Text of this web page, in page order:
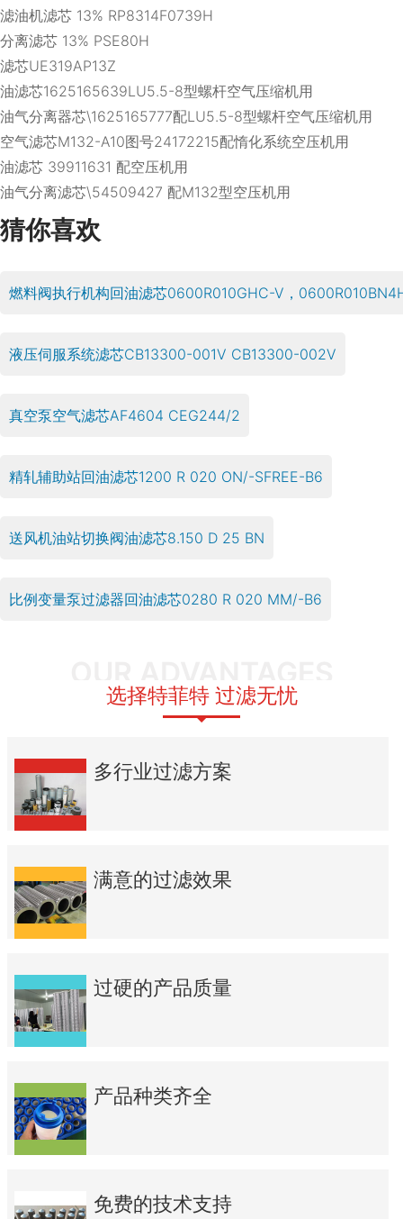
滤油机滤芯 13% RP8314F0739H
分离滤芯 13% PSE80H
滤芯UE319AP13Z
油滤芯1625165639LU5.5-8型螺杆空气压缩机用
油气分离器芯\1625165777配LU5.5-8型螺杆空气压缩机用
空气滤芯M132-A10图号24172215配惰化系统空压机用
油滤芯 39911631 配空压机用
油气分离滤芯\54509427 配M132型空压机用
猜你喜欢
燃料阀执行机构回油滤芯0600R010GHC-V，
液压伺服系统滤芯CB13300-001V CB13300-002V
真空泵空气滤芯AF4604 CEG244/2
精轧辅助站回油滤芯1200 R 020 ON/-SFREE-B6
送风机油站切换阀油滤芯8.150 D 25 BN
比例变量泵过滤器回油滤芯0280 R 020 MM/-B6
选择特菲特 过滤无忧
多行业过滤方案
满意的过滤效果
过硬的产品质量
产品种类齐全
免费的技术支持